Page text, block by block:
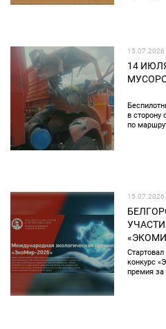
15.07.2026
14
в сторону
по
15.07.2026
конкурс
премия